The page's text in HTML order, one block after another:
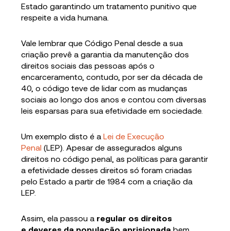
Estado garantindo um tratamento punitivo que
respeite a vida humana.
Vale lembrar que Código Penal desde a sua
criação prevê a garantia da manutenção dos
direitos sociais das pessoas após o
encarceramento, contudo, por ser da década de
40, o código teve de lidar com as mudanças
sociais ao longo dos anos e contou com diversas
leis esparsas para sua efetividade em sociedade.
Um exemplo disto é aLei de Execução
Penal(LEP). Apesar de assegurados alguns
direitos no código penal, as políticas para garantir
a efetividade desses direitos só foram criadas
pelo Estado a partir de 1984 com a criação da
LEP.
Assim, ela passou a regular os direitos
e deveres da população aprisionada bem